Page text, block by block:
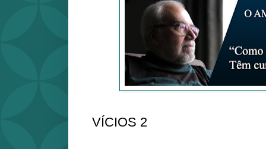
VÍCIOS 2